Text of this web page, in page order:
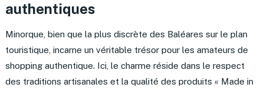
authentiques
Minorque, bien que la plus discrète des Baléares sur le plan
touristique, incarne un véritable trésor pour les amateurs de
shopping authentique. Ici, le charme réside dans le respect
des traditions artisanales et la qualité des produits « Made in